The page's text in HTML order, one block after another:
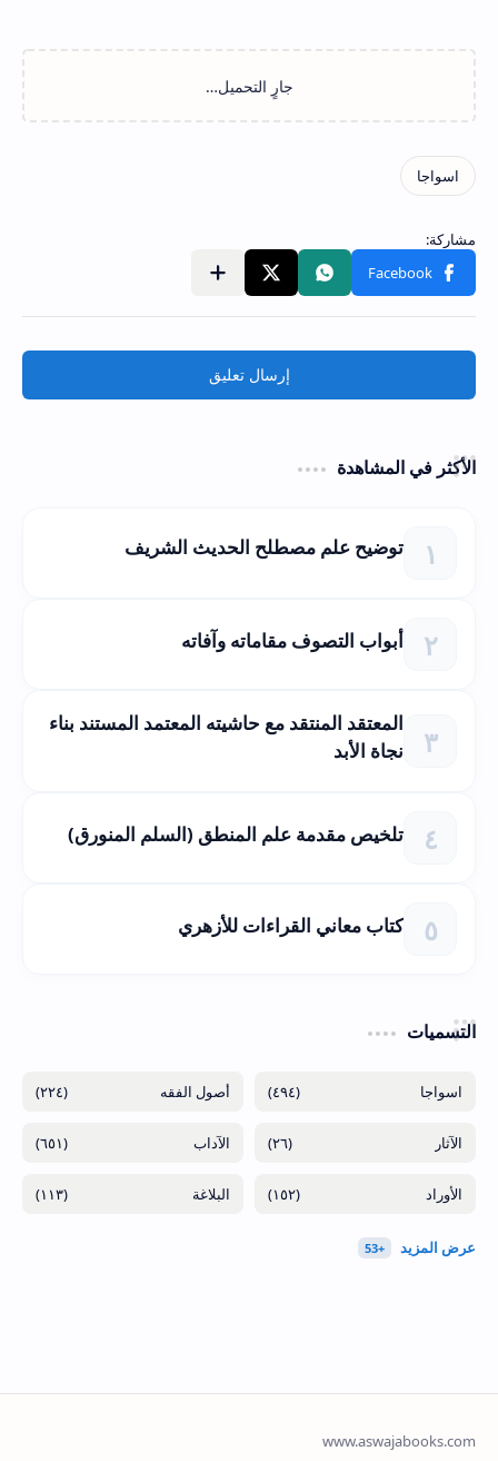
إرسال تعليق
الأكثر في المشاهدة
توضيح علم مصطلح الحديث الشريف
أبواب التصوف مقاماته وآفاته
المعتقد المنتقد مع حاشيته المعتمد المستند بناء
نجاة الأبد
تلخيص مقدمة علم المنطق (السلم المنورق)
كتاب معاني القراءات للأزهري
التسميات
(٤٩٤) (٢٢٤)
(٢٦) (٦٥١)
(١٥٢) (١١٣)